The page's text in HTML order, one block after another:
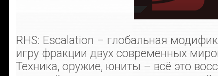
RHS: Escalation – глобальная
игру фракции двух современных
Техника, оружие, юниты – всё это